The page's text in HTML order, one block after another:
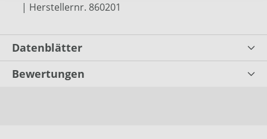
| Herstellernr. 860201
Datenblätter
Bewertungen